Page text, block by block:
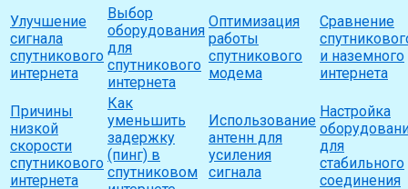
Улучшение
сигнала
спутникового
интернета
Выбор
оборудования
для
спутникового
интернета
Оптимизация
работы
спутникового
модема
Сравнение
и наземного
интернета
Причины
низкой
скорости
спутникового
интернета
Как
уменьшить
задержку
(пинг) в
спутниковом
Использование
антенн для
усиления
сигнала
Настройка
для
стабильного
соединения